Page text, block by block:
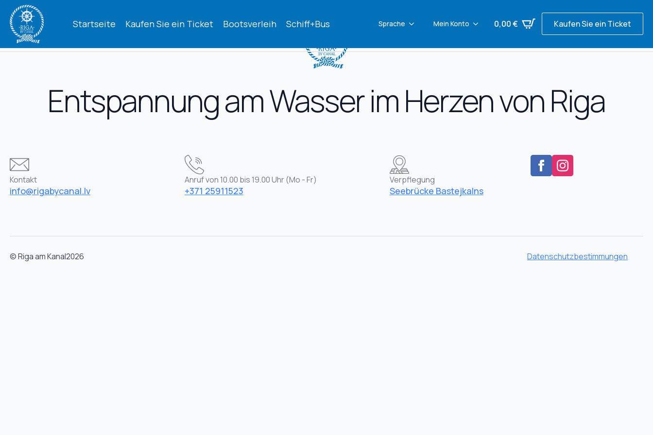
Startseite Kaufen Sie ein Ticket Bootsverleih Schiff+Bus Sprache Mein Konto 0,00€ Kaufen Sie ein Ticket
Entspannung am Wasser im Herzen von Riga
Kontakt
info@rigabycanal.lv
Anruf von 10.00 bis 19.00 Uhr (Mo - Fr)
+371 25911523
Verpflegung
Seebrücke Bastejkalns
© Riga am Kanal2026 Datenschutzbestimmungen